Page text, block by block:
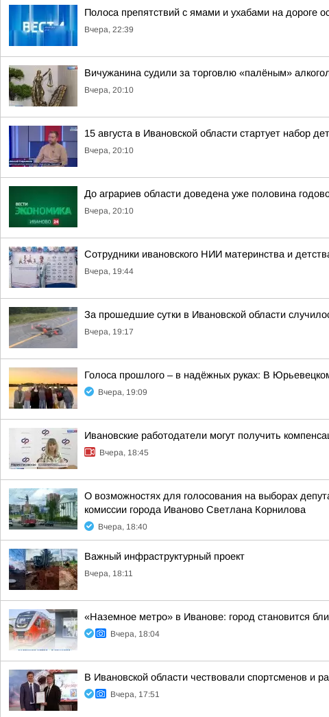
Полоса препятствий с ямами и ухабами на дороге
Вчера, 22:39
Вичужанина судили за торговлю «палёным»
Вчера, 20:10
15 августа в Ивановской области стартует набор
Вчера, 20:10
До аграриев области доведена уже половина
Вчера, 20:10
Сотрудники ивановского НИИ материнства и
Вчера, 19:44
За прошедшие сутки в Ивановской области
Вчера, 19:17
Голоса прошлого – в надёжных руках: В
Вчера, 19:09
Ивановские работодатели могут получить
Вчера, 18:45
О возможностях для голосования на выборах
комиссии города Иваново Светлана Корнилова
Вчера, 18:40
Важный инфраструктурный проект
Вчера, 18:11
«Наземное метро» в Иванове: город становится
Вчера, 18:04
В Ивановской области чествовали спортсменов и
Вчера, 17:51